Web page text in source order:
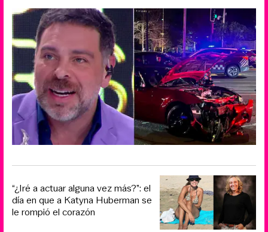
“¿Iré a actuar alguna vez más?”: el
día en que a Katyna Huberman se
le rompió el corazón